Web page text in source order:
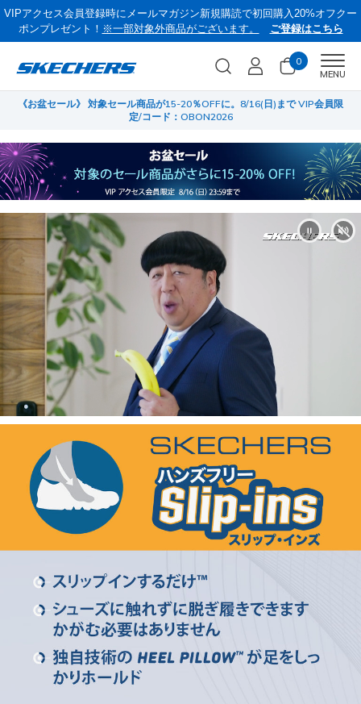
VIPアクセス会員登録時にメールマガジン新規購読で初回購入20%オフクー
ポンプレゼント！ ※一部対象外商品がございます。 ご登録はこちら
0
MENU
サマーセール第2弾！クリアランスでサンダルやスリップインズがさらにお
買い得に！